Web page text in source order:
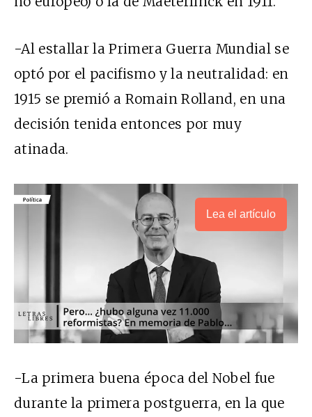
-Al estallar la Primera Guerra Mundial se
optó por el pacifismo y la neutralidad: en
1915 se premió a Romain Rolland, en una
decisión tenida entonces por muy
atinada.
Lea el artículo
-La primera buena época del Nobel fue
durante la primera postguerra, en la que